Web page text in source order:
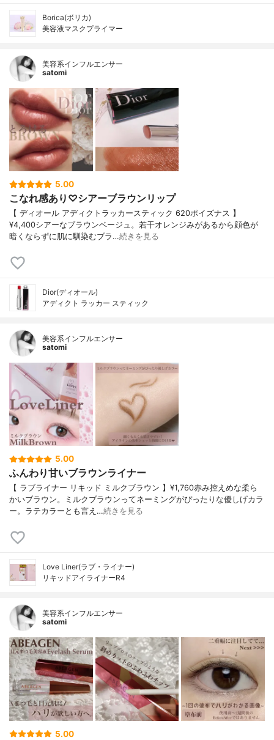
Borica(ボリカ)
美容液マスクプライマー
美容系インフルエンサー
satomi
5.00
こなれ感あり♡シアーブラウンリップ
【 ディオール アディクトラッカースティック 620ポイズナス 】
¥4,400シアーなブラウンベージュ。若干オレンジみがあるから顔色が
暗くならずに肌に馴染むブラ…続きを見る
Dior(ディオール)
アディクト ラッカー スティック
美容系インフルエンサー
satomi
5.00
ふんわり甘いブラウンライナー
【 ラブライナー リキッド ミルクブラウン 】¥1,760赤み控えめな柔ら
かいブラウン。ミルクブラウンってネーミングがぴったりな優しげカラ
ー。ラテカラーとも言え…続きを見る
Love Liner(ラブ・ライナー)
リキッドアイライナーR4
美容系インフルエンサー
satomi
5.00